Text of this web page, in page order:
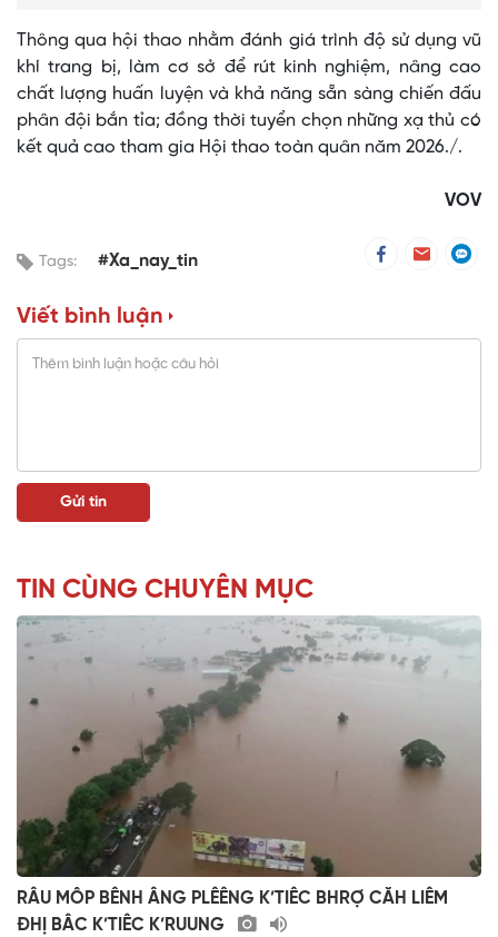
Thông qua hội thao nhằm đánh giá trình độ sử dụng vũ
khí trang bị, làm cơ sở để rút kinh nghiệm, nâng cao
chất lượng huấn luyện và khả năng sẵn sàng chiến đấu
phân đội bắn tỉa; đồng thời tuyển chọn những xạ thủ có
kết quả cao tham gia Hội thao toàn quân năm 2026./.
VOV
Tags: #Xa_nay_tin
Viết bình luận
TIN CÙNG CHUYÊN MỤC
RÂU MÔP BÊNH ÂNG PLÊÊNG K’TIÊC BHRỢ CĂH LIÊM
ĐHỊ BÂC K’TIÊC K’RUUNG